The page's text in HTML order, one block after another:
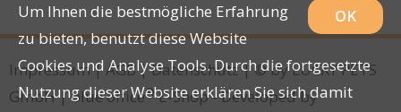
Impressum|AGB|Datenschutz| © byLUCKY PETS
GmbH|blue office®E-Shop - Developed by
OK
Um Ihnen die bestmögliche Erfahrung
zu bieten, benutzt diese Website
Cookies und Analyse Tools. Durch die fortgesetzte
Nutzung dieser Website erklären Sie sich damit